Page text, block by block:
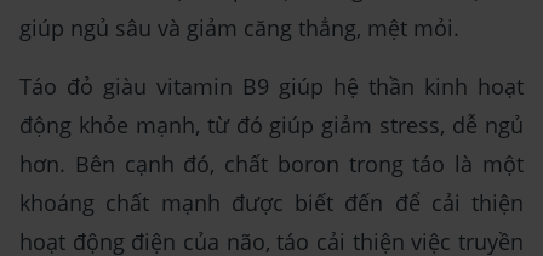
giúp ngủ sâu và giảm căng thẳng, mệt mỏi.
Táo đỏ giàu vitamin B9 giúp hệ thần kinh hoạt
động khỏe mạnh, từ đó giúp giảm stress, dễ ngủ
hơn. Bên cạnh đó, chất boron trong táo là một
khoáng chất mạnh được biết đến để cải thiện
hoạt động điện của não, táo cải thiện việc truyền